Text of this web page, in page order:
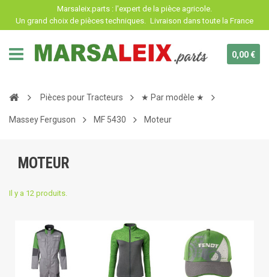
Marsaleix.parts : l'expert de la pièce agricole.
Un grand choix de pièces techniques. Livraison dans toute la France
0,00 €
Pièces pour Tracteurs ★ Par modèle ★
Massey Ferguson MF 5430 Moteur
MOTEUR
Il y a 12 produits.
Panneau de gestion des cookies